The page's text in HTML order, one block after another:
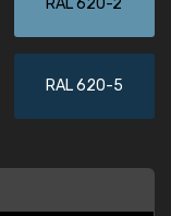
RAL 620-2
RAL 620-5